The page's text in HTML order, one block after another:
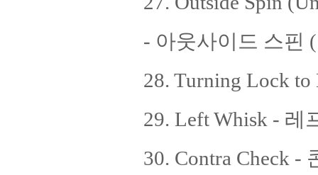
- 아웃사이드 스핀
28. Turning Lock
29. Left Whisk - 레
30. Contra Check -